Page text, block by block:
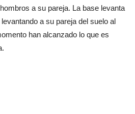
a su pareja. La base levanta
a su pareja del suelo al
han alcanzado lo que es